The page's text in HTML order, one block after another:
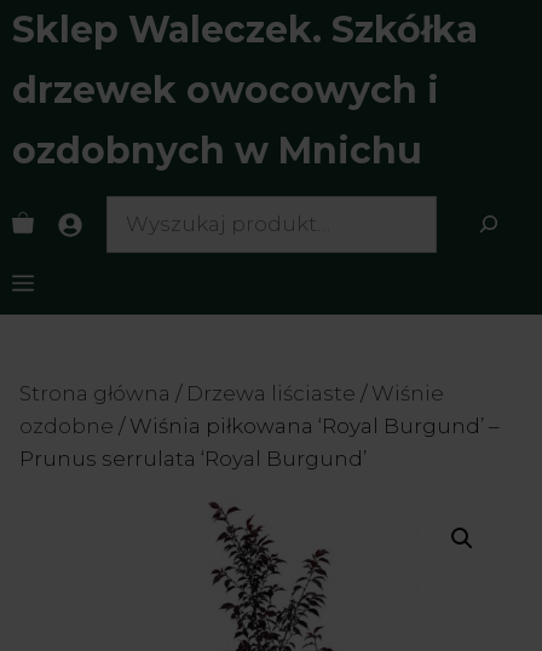
Przejdź
do
treści
Sklep Waleczek. Szkółka
drzewek owocowych i
ozdobnych w Mnichu
Menu
Search
Strona główna / Drzewa liściaste / Wiśnie
ozdobne / Wiśnia piłkowana ‘Royal Burgund’ –
Prunus serrulata ‘Royal Burgund’